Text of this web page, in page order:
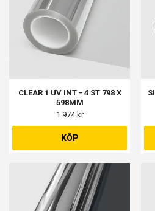
CLEAR 1 UV INT - 4 ST 798 X
598MM
1 974 kr
KÖP